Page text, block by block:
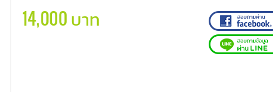
14,000 บาท